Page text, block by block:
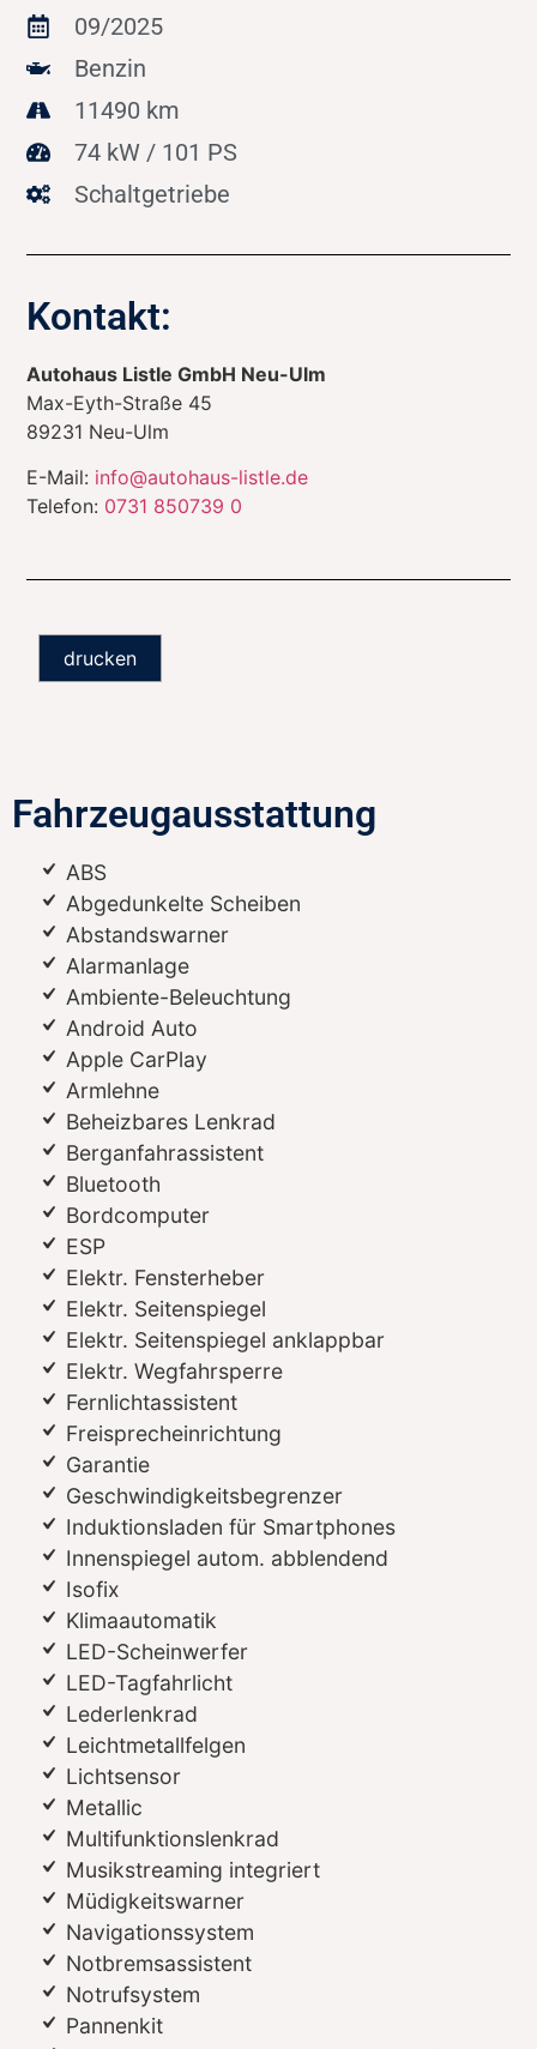
09/2025
Benzin
11490 km
74 kW / 101 PS
Schaltgetriebe
Kontakt:
Autohaus Listle GmbH Neu-Ulm
Max-Eyth-Straße 45
89231 Neu-Ulm
E-Mail: info@autohaus-listle.de
Telefon: 0731 850739 0
drucken
Fahrzeugausstattung
ABS
Abgedunkelte Scheiben
Abstandswarner
Alarmanlage
Ambiente-Beleuchtung
Android Auto
Apple CarPlay
Armlehne
Beheizbares Lenkrad
Berganfahrassistent
Bluetooth
Bordcomputer
ESP
Elektr. Fensterheber
Elektr. Seitenspiegel
Elektr. Seitenspiegel anklappbar
Elektr. Wegfahrsperre
Fernlichtassistent
Freisprecheinrichtung
Garantie
Geschwindigkeitsbegrenzer
Induktionsladen für Smartphones
Innenspiegel autom. abblendend
Isofix
Klimaautomatik
LED-Scheinwerfer
LED-Tagfahrlicht
Lederlenkrad
Leichtmetallfelgen
Lichtsensor
Metallic
Multifunktionslenkrad
Musikstreaming integriert
Müdigkeitswarner
Navigationssystem
Notbremsassistent
Notrufsystem
Pannenkit